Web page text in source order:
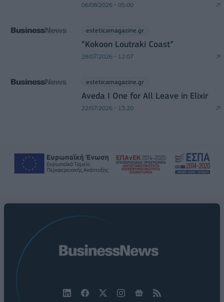
06/08/2026 - 05:00
esteticamagazine.gr
“Kokoon Loutraki Coast”
28/07/2026 - 12:07
esteticamagazine.gr
Aveda I One for All Leave in Elixir
22/07/2026 - 13:20